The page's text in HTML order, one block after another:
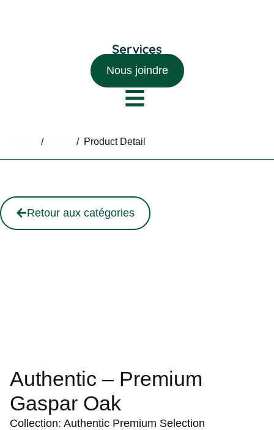
Nous joindre
/ / Product Detail
Retour aux catégories
Authentic – Premium
Gaspar Oak
Collection: Authentic Premium Selection